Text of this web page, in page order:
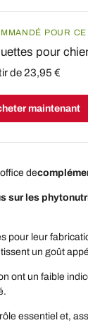
POUR
pour
de 23,95 €
maintenant
de
sur les
pour leur
un goût
ont un faible
essentiel et,